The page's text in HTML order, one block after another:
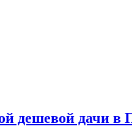
дешевой дачи в